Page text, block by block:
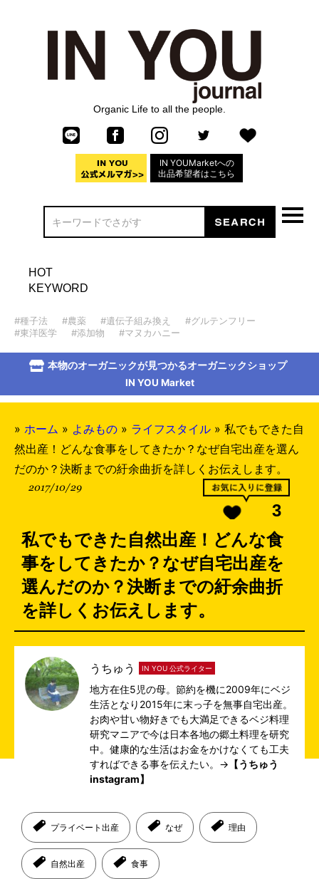
Organic Life to all the people.
IN YOUMarketへの
出品希望者はこちら
HOT
KEYWORD
#種子法 #農薬 #遺伝子組み換え
#グルテンフリー
#東洋医学
#添加物 #マヌカハニー
本物のオーガニックが見つかるオーガニックショップ
IN YOU Market
» ホーム » よみもの » ライフスタイル » 私でもできた自
然出産！どんな食事をしてきたか？なぜ自宅出産を選ん
だのか？決断までの紆余曲折を詳しくお伝えします。
2017/10/29
3
私でもできた自然出産！どんな食
事をしてきたか？なぜ自宅出産を
選んだのか？決断までの紆余曲折
を詳しくお伝えします。
うちゅう IN YOU 公式ライター
地方在住5児の母。節約を機に2009年にベジ
生活となり2015年に末っ子を無事自宅出産。
お肉や甘い物好きでも大満足できるベジ料理
研究マニアで今は日本各地の郷土料理を研究
中。健康的な生活はお金をかけなくても工夫
すればできる事を伝えたい。→ 【うちゅう
instagram】
プライベート出産 なぜ 理由
自然出産 食事